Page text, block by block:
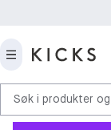
Søk i produkter